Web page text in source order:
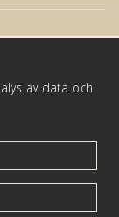
av data och